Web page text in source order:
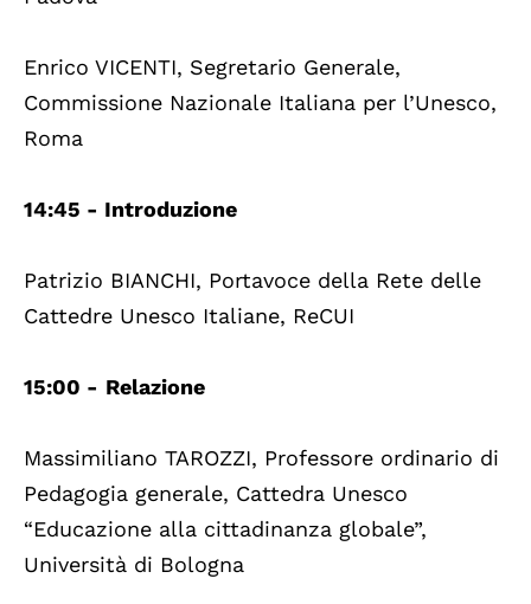
Enrico VICENTI, Segretario Generale,
Commissione Nazionale Italiana per l’Unesco,
Roma
14:45 - Introduzione
Patrizio BIANCHI, Portavoce della Rete delle
Cattedre Unesco Italiane, ReCUI
15:00 - Relazione
Massimiliano TAROZZI, Professore ordinario di
Pedagogia generale, Cattedra Unesco
“Educazione alla cittadinanza globale”,
Università di Bologna